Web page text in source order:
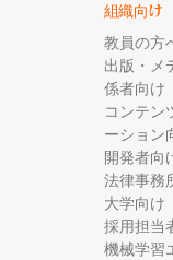
組織向け
教員の方
出版・メ
係者向け
コンテン
ーション
開発者向
法律事務
大学向け
採用担当
機械学習